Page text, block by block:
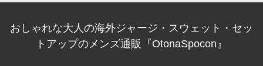
おしゃれな大人の海外ジャージ・スウェット・セッ
トアップのメンズ通販『OtonaSpocon』